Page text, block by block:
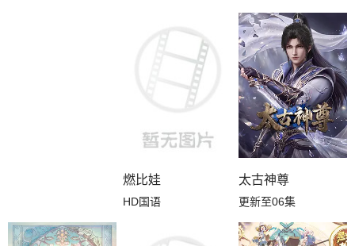
燃比娃
HD国语
太古神尊
更新至06集